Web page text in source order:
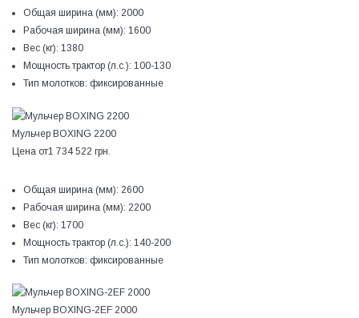
Общая ширина (мм): 2000
Рабочая ширина (мм): 1600
Вес (кг): 1380
Мощность трактор (л.с.): 100-130
Тип молотков: фиксированные
Мульчер BOXING 2200
Цена от1 734 522 грн.
Общая ширина (мм): 2600
Рабочая ширина (мм): 2200
Вес (кг): 1700
Мощность трактор (л.с.): 140-200
Тип молотков: фиксированные
Мульчер BOXING-2EF 2000